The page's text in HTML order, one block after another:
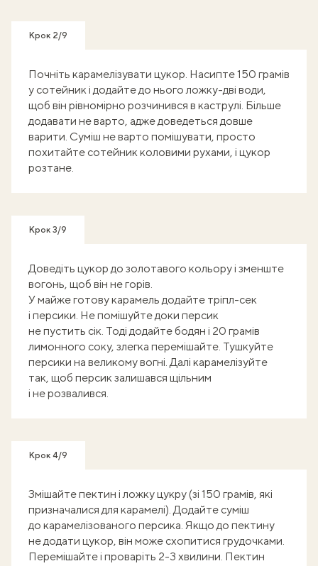
Крок 2/9
Почніть карамелізувати цукор. Насипте 150 грамів
у сотейник і додайте до нього ложку-дві води,
щоб він рівномірно розчинився в каструлі. Більше
додавати не варто, адже доведеться довше
варити. Суміш не варто помішувати, просто
похитайте сотейник коловими рухами, і цукор
розтане.
Крок 3/9
Доведіть цукор до золотавого кольору і зменште
вогонь, щоб він не горів.
У майже готову карамель додайте тріпл-сек
і персики. Не помішуйте доки персик
не пустить сік. Тоді додайте бодян і 20 грамів
лимонного соку, злегка перемішайте. Тушкуйте
персики на великому вогні. Далі карамелізуйте
так, щоб персик залишався щільним
і не розвалився.
Крок 4/9
Змішайте пектин і ложку цукру (зі 150 грамів, які
призначалися для карамелі). Додайте суміш
до карамелізованого персика. Якщо до пектину
не додати цукор, він може схопитися грудочками.
Перемішайте і проваріть 2-3 хвилини. Пектин